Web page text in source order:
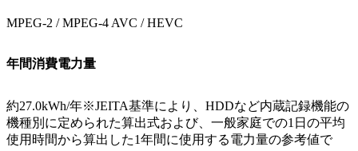
MPEG-2 / MPEG-4 AVC / HEVC
年間消費電力量
約27.0kWh/年※JEITA基準により、HDDなど内蔵記録機能の
機種別に定められた算出式および、一般家庭での1日の平均
使用時間から算出した1年間に使用する電力量の参考値で